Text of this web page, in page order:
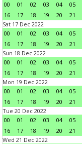
00
01 02 03 04 05
16
17 18 19 20 21
Sat 17 Dec 2022
00
01 02 03 04 05
16
17 18 19 20 21
Sun 18 Dec 2022
00
01 02 03 04 05
16
17 18 19 20 21
Mon 19 Dec 2022
00
01 02 03 04 05
16
17 18 19 20 21
Tue 20 Dec 2022
00
01 02 03 04 05
16
17 18 19 20 21
Wed 21 Dec 2022